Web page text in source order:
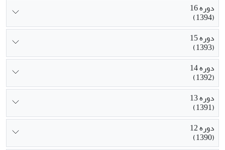
دوره 16
(1394)
دوره 15
(1393)
دوره 14
(1392)
دوره 13
(1391)
دوره 12
(1390)